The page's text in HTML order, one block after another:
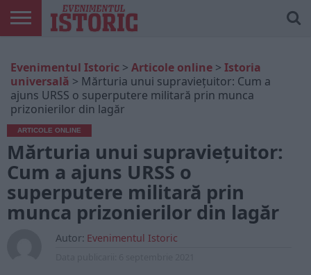
ONLINE
EDIȚII
TIPĂRITE
ISTORIC
PLAY
CONTUL
MEU
Evenimentul Istoric > Articole online > Istoria
universală > Mărturia unui supraviețuitor: Cum a
ajuns URSS o superputere militară prin munca
prizonierilor din lagăr
ARTICOLE ONLINE
Mărturia unui supraviețuitor:
Cum a ajuns URSS o
superputere militară prin
munca prizonierilor din lagăr
Autor: Evenimentul Istoric